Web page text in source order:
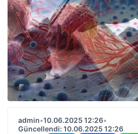
admin•10.06.2025 12:26•
Güncellendi: 10.06.2025 12:26